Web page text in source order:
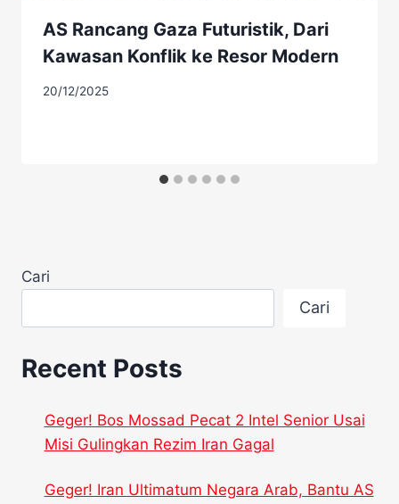
AS Rancang Gaza Futuristik, Dari
Kawasan Konflik ke Resor Modern
20/12/2025
Cari
Cari
Recent Posts
Geger! Bos Mossad Pecat 2 Intel Senior Usai
Misi Gulingkan Rezim Iran Gagal
Geger! Iran Ultimatum Negara Arab, Bantu AS